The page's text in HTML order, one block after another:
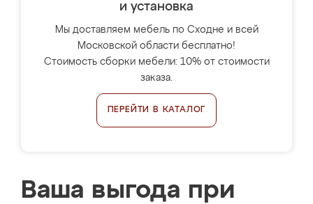
и установка
Мы доставляем мебель по Сходне и всей
Московской области бесплатно!
Стоимость сборки мебели: 10% от стоимости
заказа.
ПЕРЕЙТИ В КАТАЛОГ
Ваша выгода при